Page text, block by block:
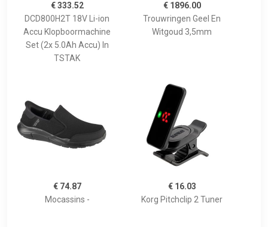
€ 333.52
DCD800H2T 18V Li-ion
Accu Klopboormachine
Set (2x 5.0Ah Accu) In
TSTAK
€ 1896.00
Trouwringen Geel En
Witgoud 3,5mm
€ 74.87
Mocassins -
€ 16.03
Korg Pitchclip 2 Tuner